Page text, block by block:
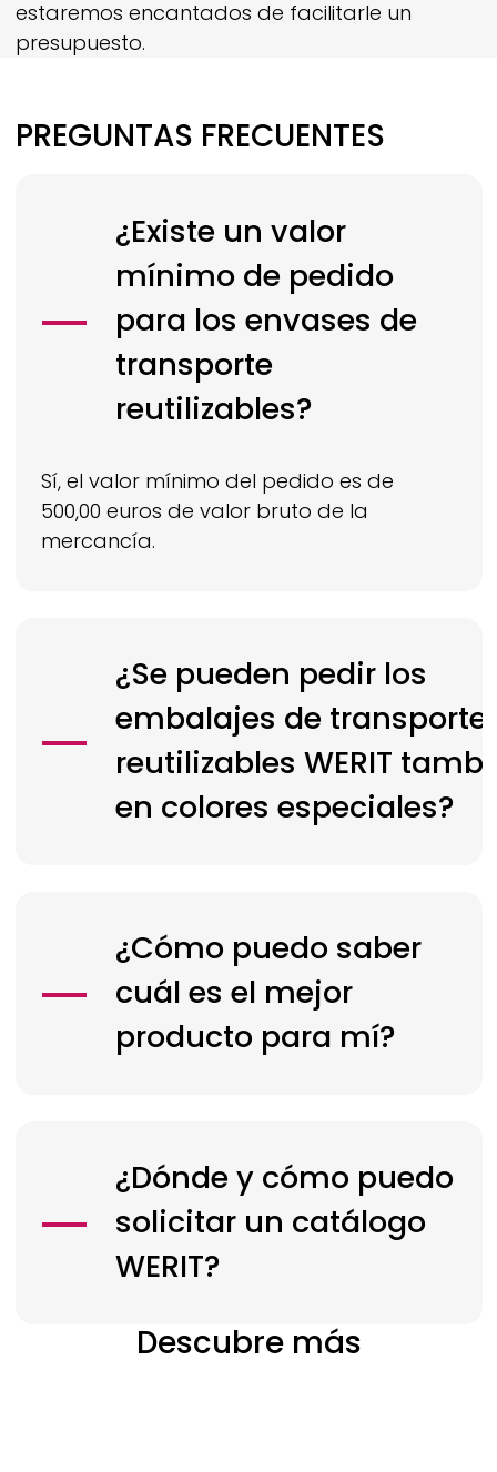
estaremos encantados de facilitarle un
presupuesto.
PREGUNTAS FRECUENTES
¿Existe un valor
mínimo de pedido
para los envases de
transporte
reutilizables?
Sí, el valor mínimo del pedido es de
500,00 euros de valor bruto de la
mercancía.
¿Se pueden pedir los
embalajes de transporte
reutilizables WERIT
en colores especiales?
¿Cómo puedo saber
cuál es el mejor
producto para mí?
¿Dónde y cómo puedo
solicitar un catálogo
WERIT?
Descubre más